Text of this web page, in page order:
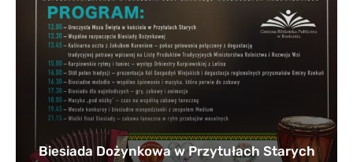
Biesiada Dożynkowa w Przytułach Starych